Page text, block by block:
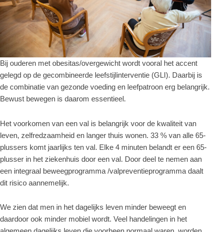
Bij ouderen met obesitas/overgewicht wordt vooral het accent
gelegd op de gecombineerde leefstijlinterventie (GLI). Daarbij is
de combinatie van gezonde voeding en leefpatroon erg belangrijk.
Bewust bewegen is daarom essentieel.
Het voorkomen van een val is belangrijk voor de kwaliteit van
leven, zelfredzaamheid en langer thuis wonen. 33 % van alle 65-
plussers komt jaarlijks ten val. Elke 4 minuten belandt er een 65-
plusser in het ziekenhuis door een val. Door deel te nemen aan
een integraal beweegprogramma /valpreventieprogramma daalt
dit risico aannemelijk.
We zien dat men in het dagelijks leven minder beweegt en
daardoor ook minder mobiel wordt. Veel handelingen in het